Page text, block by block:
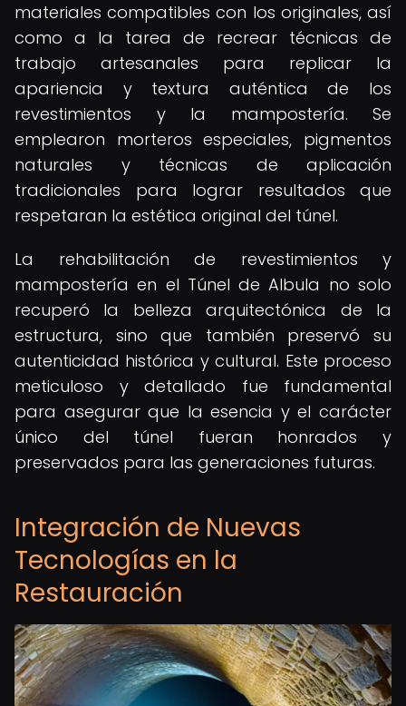
materiales compatibles con los originales, así
como a la tarea de recrear técnicas de
trabajo artesanales para replicar la
apariencia y textura auténtica de los
revestimientos y la mampostería. Se
emplearon morteros especiales, pigmentos
naturales y técnicas de aplicación
tradicionales para lograr resultados que
respetaran la estética original del túnel.
La rehabilitación de revestimientos y
mampostería en el Túnel de Albula no solo
recuperó la belleza arquitectónica de la
estructura, sino que también preservó su
autenticidad histórica y cultural. Este proceso
meticuloso y detallado fue fundamental
para asegurar que la esencia y el carácter
único del túnel fueran honrados y
preservados para las generaciones futuras.
Integración de Nuevas
Tecnologías en la
Restauración